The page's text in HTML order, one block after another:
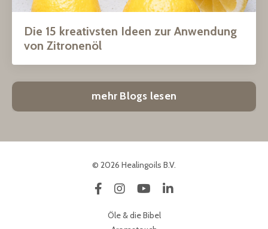
Die 15 kreativsten Ideen zur Anwendung
von Zitronenöl
mehr Blogs lesen
© 2026 Healingoils B.V.
Öle & die Bibel